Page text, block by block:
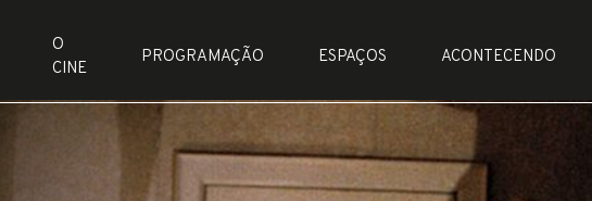
O
CINE
PROGRAMAÇÃO ESPAÇOS ACONTECENDO